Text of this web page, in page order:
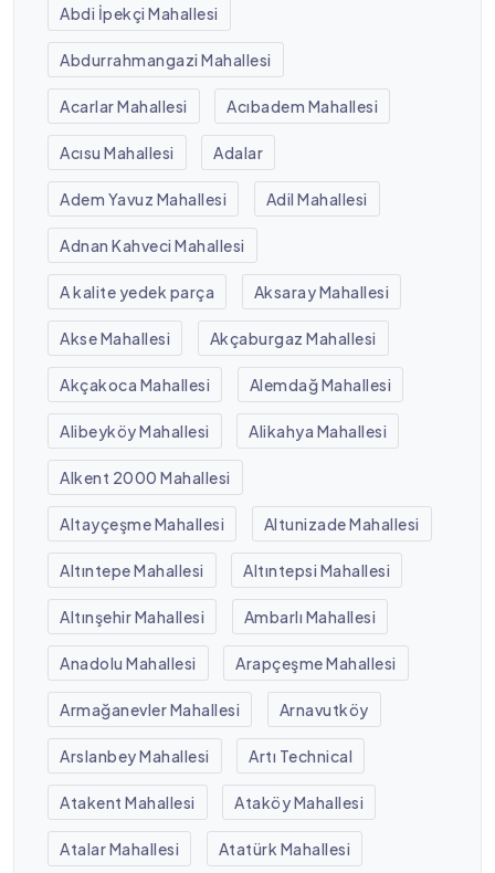
Abdi İpekçi Mahallesi
Abdurrahmangazi Mahallesi
Acarlar Mahallesi Acıbadem Mahallesi
Acısu Mahallesi Adalar
Adem Yavuz Mahallesi Adil Mahallesi
Adnan Kahveci Mahallesi
A kalite yedek parça Aksaray Mahallesi
Akse Mahallesi Akçaburgaz Mahallesi
Akçakoca Mahallesi Alemdağ Mahallesi
Alibeyköy Mahallesi Alikahya Mahallesi
Alkent 2000 Mahallesi
Altayçeşme Mahallesi Altunizade Mahallesi
Altıntepe Mahallesi Altıntepsi Mahallesi
Altınşehir Mahallesi Ambarlı Mahallesi
Anadolu Mahallesi Arapçeşme Mahallesi
Armağanevler Mahallesi Arnavutköy
Arslanbey Mahallesi Artı Technical
Atakent Mahallesi Ataköy Mahallesi
Atalar Mahallesi Atatürk Mahallesi